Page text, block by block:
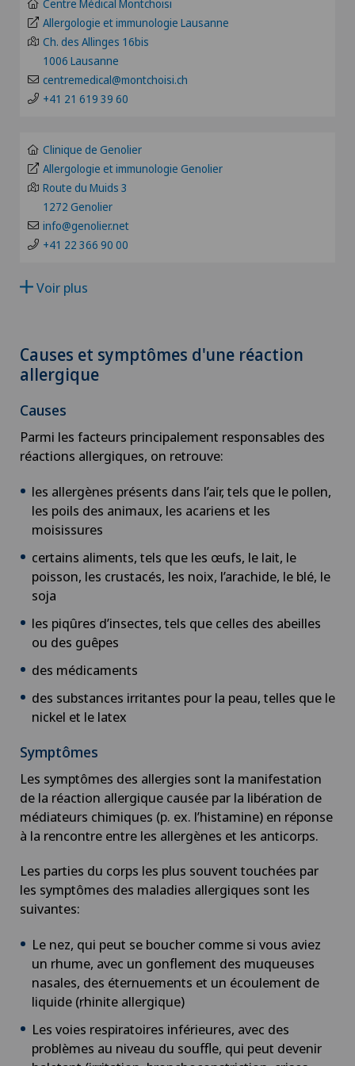
Angiographie
Angiologie
Appareillage médical personnalisé
Arthroscopie de l'épaule
Arthroscopie genou
Arthrose
Arthrose de l’épaule
Arthrose du genou
Astigmatisme
Atelier socio-esthétique
Augmentation du volume de la thyroïde (goitre)
AVC
Calcification de l’épaule
Cancer de la prostate (carcinome de la prostate)
Cancer de la thyroïde (carcinome thyroïdien)
Cancer du sein
Cancer pelvien
Cardiologie
Cardiologie interventionnelle
Cataracte
Check-up
Check-up pour femmes
Check-up pour les entreprises
Clinique Valmont
Hôpital de La Providence
Hôpital de Saint-Imier
Patients internationaux
Privatklinik Siloah
Schmerzklinik Basel
TI
VS
VD
NE
Centre Médical Montchoisi
Allergologie et immunologie Lausanne
Ch. des Allinges 16bis
1006 Lausanne
centremedical@montchoisi.ch
+41 21 619 39 60
Clinique de Genolier
Allergologie et immunologie Genolier
Route du Muids 3
1272 Genolier
info@genolier.net
+41 22 366 90 00
Voir plus
Causes et symptômes d'une réaction
allergique
Causes
Parmi les facteurs principalement responsables des
réactions allergiques, on retrouve:
les allergènes présents dans l’air, tels que le pollen,
les poils des animaux, les acariens et les
moisissures
certains aliments, tels que les œufs, le lait, le
poisson, les crustacés, les noix, l’arachide, le blé, le
soja
les piqûres d’insectes, tels que celles des abeilles
ou des guêpes
des médicaments
des substances irritantes pour la peau, telles que le
nickel et le latex
Symptômes
Les symptômes des allergies sont la manifestation
de la réaction allergique causée par la libération de
médiateurs chimiques (p. ex. l’histamine) en réponse
à la rencontre entre les allergènes et les anticorps.
Les parties du corps les plus souvent touchées par
les symptômes des maladies allergiques sont les
suivantes:
Le nez, qui peut se boucher comme si vous aviez
un rhume, avec un gonflement des muqueuses
nasales, des éternuements et un écoulement de
liquide (rhinite allergique)
Les voies respiratoires inférieures, avec des
problèmes au niveau du souffle, qui peut devenir